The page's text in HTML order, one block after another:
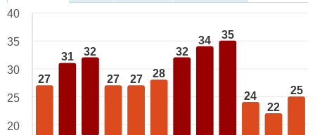
27
31 32
27 27 28
32
34 35
24
22
25
40
35
30
25
20